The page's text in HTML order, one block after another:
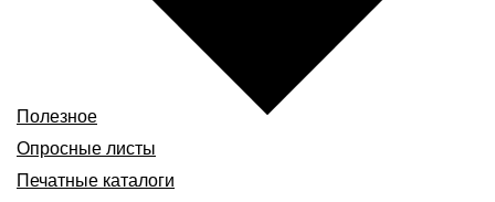
Полезное
Опросные листы
Печатные каталоги